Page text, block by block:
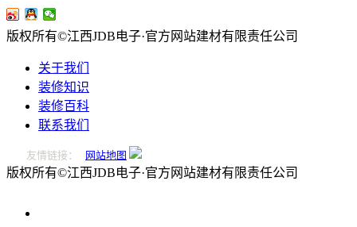
版权所有©江西JDB电子·官方网站建材有限责任公司
关于我们
装修知识
装修百科
联系我们
友情链接： 网站地图
版权所有©江西JDB电子·官方网站建材有限责任公司